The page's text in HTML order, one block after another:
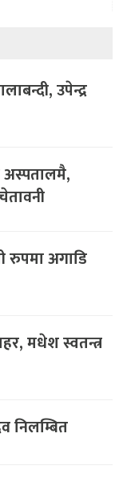
उपेन्द्र
अस्पतालमै,
रुपमा अगाडि
मधेश स्वतन्त्र
निलम्बित